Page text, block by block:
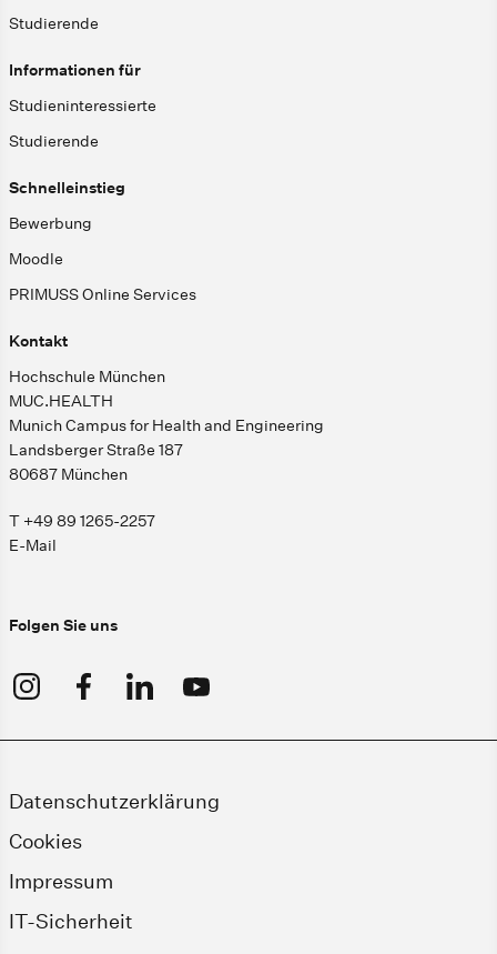
Studierende
Informationen für
Studieninteressierte
Studierende
Schnelleinstieg
Bewerbung
Moodle
PRIMUSS Online Services
Kontakt
Hochschule München
MUC.HEALTH
Munich Campus for Health and Engineering
Landsberger Straße 187
80687 München
T +49 89 1265-2257
E-Mail
Folgen Sie uns
Datenschutzerklärung
Cookies
Impressum
IT-Sicherheit